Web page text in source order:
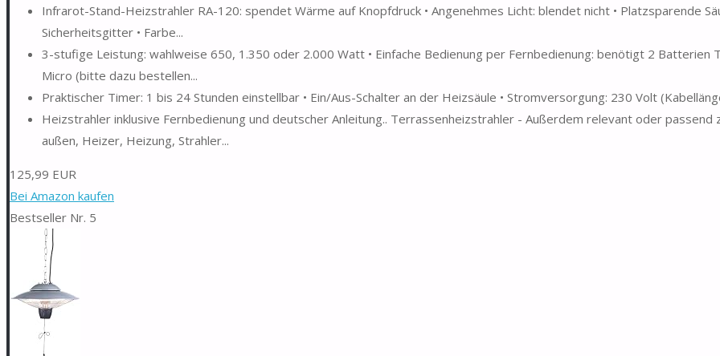
Infrarot-Stand-Heizstrahler RA-120: spendet Wärme auf Knopfdruck • Angenehmes Licht: blendet nicht • Platzsparende
Sicherheitsgitter • Farbe...
3-stufige Leistung: wahlweise 650, 1.350 oder 2.000 Watt • Einfache Bedienung per Fernbedienung: benötigt 2 Batterien
Micro (bitte dazu bestellen...
Praktischer Timer: 1 bis 24 Stunden einstellbar • Ein/Aus-Schalter an der Heizsäule • Stromversorgung: 230 Volt
Heizstrahler inklusive Fernbedienung und deutscher Anleitung.. Terrassenheizstrahler - Außerdem relevant oder passend
außen, Heizer, Heizung, Strahler...
125,99 EUR
Bei Amazon kaufen
Bestseller Nr. 5